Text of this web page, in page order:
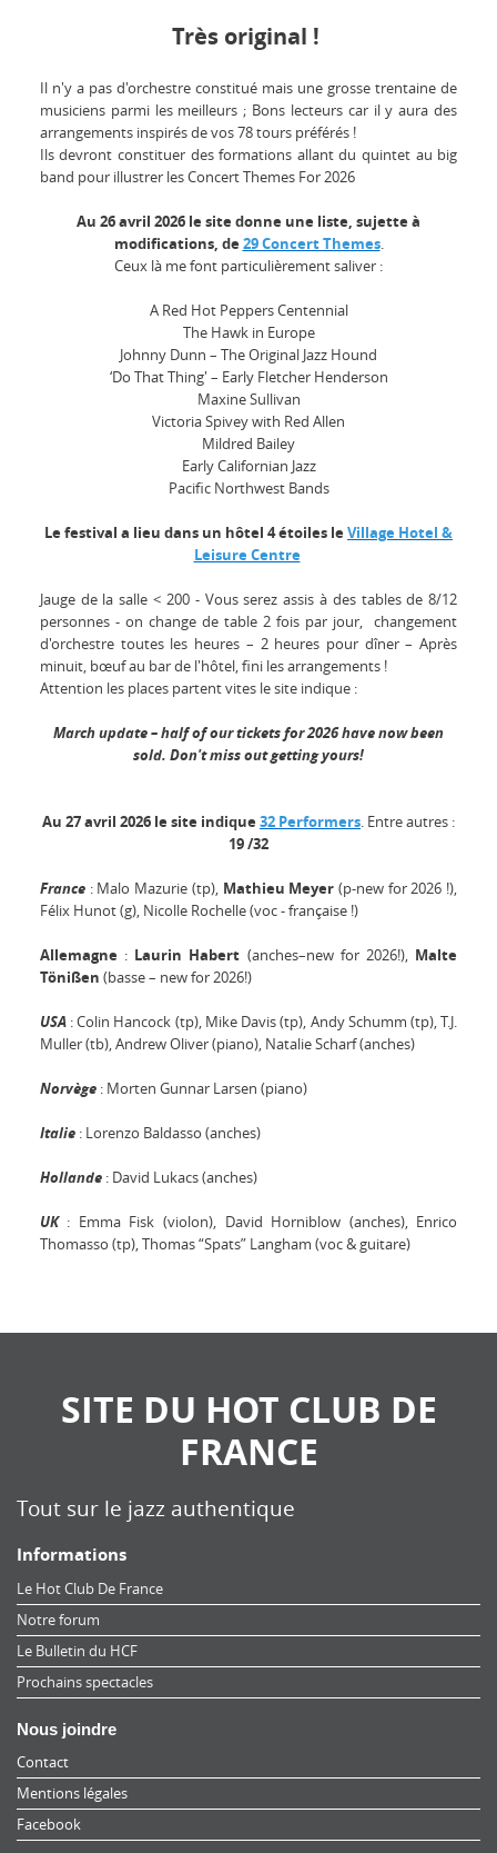
Très original !
Il n'y a pas d'orchestre constitué mais une grosse trentaine de
musiciens parmi les meilleurs ; Bons lecteurs car il y aura des
arrangements inspirés de vos 78 tours préférés !
Ils devront constituer des formations allant du quintet au big
band pour illustrer les Concert Themes For 2026
Au 26 avril 2026 le site donne une liste, sujette à
modifications, de29 Concert Themes.
Ceux là me font particulièrement saliver :
A Red Hot Peppers Centennial
The Hawk in Europe
Johnny Dunn – The Original Jazz Hound
‘Do That Thing' – Early Fletcher Henderson
Maxine Sullivan
Victoria Spivey with Red Allen
Mildred Bailey
Early Californian Jazz
Pacific Northwest Bands
Le festival a lieu dans un hôtel 4 étoiles leVillage Hotel &
Leisure Centre
Jauge de la salle < 200 - Vous serez assis à des tables de 8/12
personnes - on change de table 2 fois par jour, changement
d'orchestre toutes les heures – 2 heures pour dîner – Après
minuit, bœuf au bar de l'hôtel, fini les arrangements !
Attention les places partent vites le site indique :
March update – half of our tickets for 2026 have now been
sold. Don't miss out getting yours!
Au 27 avril 2026 le site indique32 Performers. Entre autres :
19 /32
France: Malo Mazurie (tp), Mathieu Meyer (p-new for 2026 !),
Félix Hunot (g), Nicolle Rochelle (voc - française !)
Allemagne: Laurin Habert (anches–new for 2026!), Malte
Tönißen (basse – new for 2026!)
USA: Colin Hancock (tp), Mike Davis (tp), Andy Schumm (tp), T.J.
Muller (tb), Andrew Oliver (piano), Natalie Scharf (anches)
Norvège: Morten Gunnar Larsen (piano)
Italie : Lorenzo Baldasso (anches)
Hollande : David Lukacs (anches)
UK: Emma Fisk (violon), David Horniblow (anches), Enrico
Thomasso (tp), Thomas “Spats” Langham (voc & guitare)
SITE DU HOT CLUB DE
FRANCE
Tout sur le jazz authentique
Informations
Le Hot Club De France
Notre forum
Le Bulletin du HCF
Prochains spectacles
Nous joindre
Contact
Mentions légales
Facebook